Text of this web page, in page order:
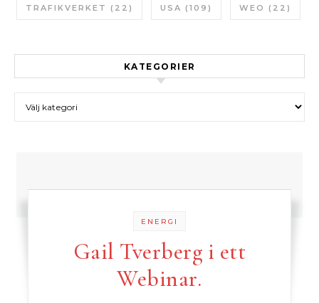
TRAFIKVERKET (22) USA (109) WEO (22)
KATEGORIER
ENERGI
Gail Tverberg i ett
Webinar.